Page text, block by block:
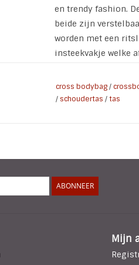
en trendy fashion.
beide zijn
worden met een
insteekvakje welke
* 1 ruim vak
* 2 insteek vakken
* Afmeting: 21 x
* Band smal:
* Band breed | Bag
cross bodybag/
/schoudertas /tas
ABONNEER
Mijn